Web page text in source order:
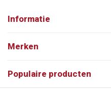
Informatie
Merken
Populaire producten